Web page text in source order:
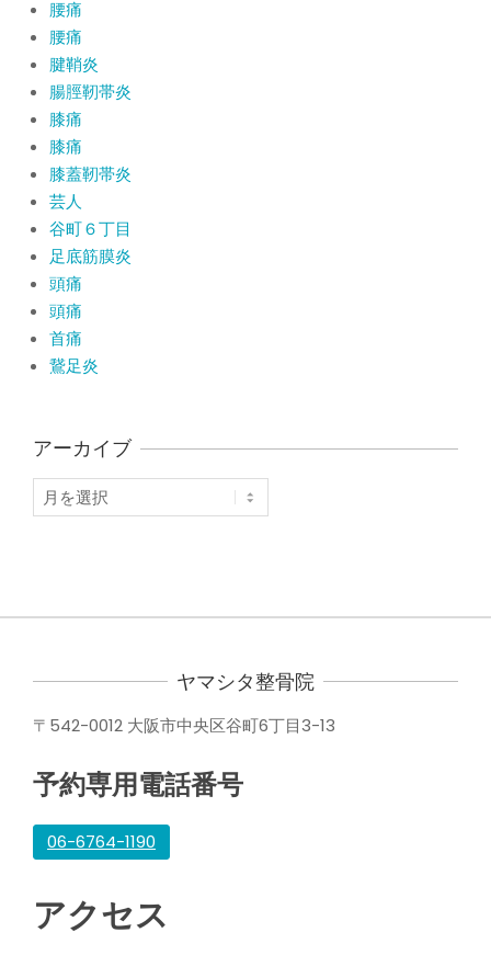
腰痛
腰痛
腱鞘炎
腸脛靭帯炎
膝痛
膝痛
膝蓋靭帯炎
芸人
谷町６丁目
足底筋膜炎
頭痛
頭痛
首痛
鵞足炎
アーカイブ
ア
ー
ヤマシタ整骨院
〒542-0012 大阪市中央区谷町6丁目3-13
予約専用電話番号
06-6764-1190
アクセス